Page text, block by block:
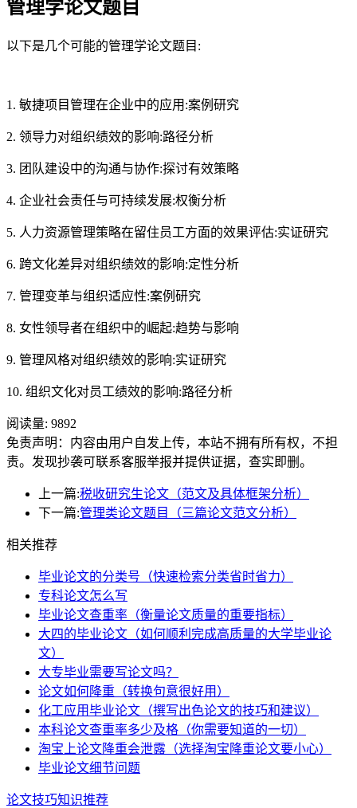
管理学论文题目
以下是几个可能的管理学论文题目:
1. 敏捷项目管理在企业中的应用:案例研究
2. 领导力对组织绩效的影响:路径分析
3. 团队建设中的沟通与协作:探讨有效策略
4. 企业社会责任与可持续发展:权衡分析
5. 人力资源管理策略在留住员工方面的效果评估:实证研究
6. 跨文化差异对组织绩效的影响:定性分析
7. 管理变革与组织适应性:案例研究
8. 女性领导者在组织中的崛起:趋势与影响
9. 管理风格对组织绩效的影响:实证研究
10. 组织文化对员工绩效的影响:路径分析
阅读量: 9892
免责声明：内容由用户自发上传，本站不拥有所有权，不担
责。发现抄袭可联系客服举报并提供证据，查实即删。
上一篇:税收研究生论文（范文及具体框架分析）
下一篇:管理类论文题目（三篇论文范文分析）
相关推荐
毕业论文的分类号（快速检索分类省时省力）
专科论文怎么写
毕业论文查重率（衡量论文质量的重要指标）
大四的毕业论文（如何顺利完成高质量的大学毕业论
文）
大专毕业需要写论文吗？
论文如何降重（转换句意很好用）
化工应用毕业论文（撰写出色论文的技巧和建议）
本科论文查重率多少及格（你需要知道的一切）
淘宝上论文降重会泄露（选择淘宝降重论文要小心）
毕业论文细节问题
论文技巧知识推荐